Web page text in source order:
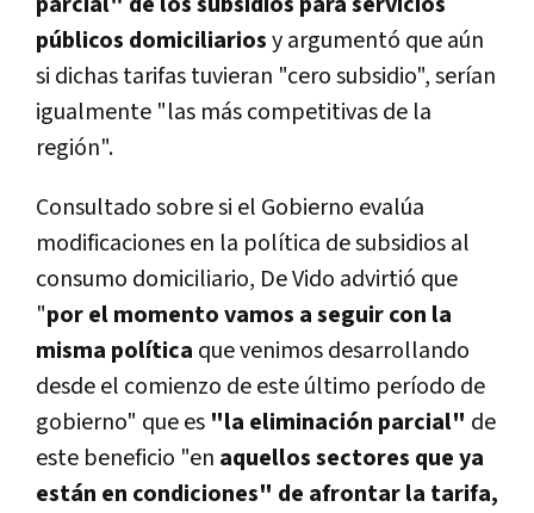
públicos domiciliariosy argumentó que aún
si dichas tarifas tuvieran "cero subsidio", serían
igualmente "las más competitivas de la
región".
Consultado sobre si el Gobierno evalúa
modificaciones en la política de subsidios al
consumo domiciliario, De Vido advirtió que
"por el momento vamos a seguir con la
misma política que venimos desarrollando
desde el comienzo de este último período de
gobierno" que es "la eliminación parcial" de
este beneficio "en aquellos sectores que ya
están en condiciones" de afrontar la tarifa,